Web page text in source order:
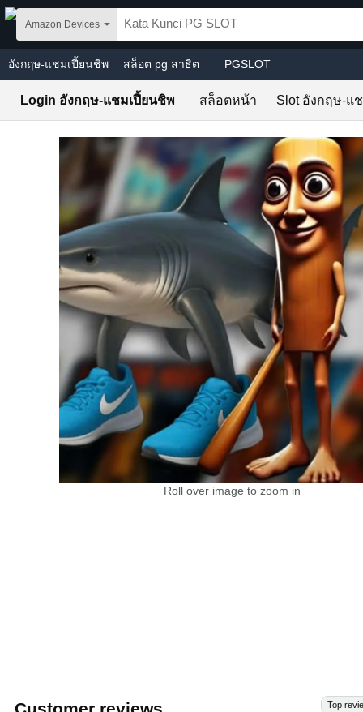
Skip to main content
Amazon Devices
อังกฤษ-แชมเปี้ยนชิพ สล็อต pg สาธิต PGSLOT
Login อังกฤษ-แชมเปี้ยนชิพ สล็อตหน้า Slot อังกฤษ-แ
Roll over image to zoom in
Top